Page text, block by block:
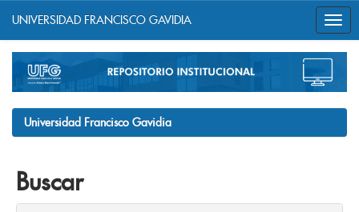
navigation
UNIVERSIDAD FRANCISCO GAVIDIA
Universidad Francisco Gavidia
Buscar